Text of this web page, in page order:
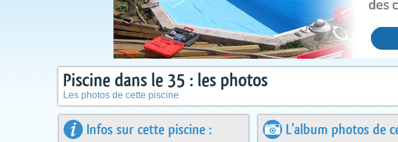
Piscine dans le 35 : les photos
Les photos de cette piscine
Infos sur cette piscine : L'album photos de